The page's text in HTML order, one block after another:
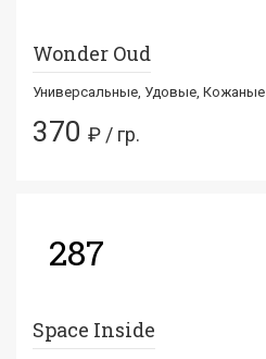
Wonder Oud
Универсальные, Удовые, Кожаные
370 ₽ / гр.
287
Space Inside